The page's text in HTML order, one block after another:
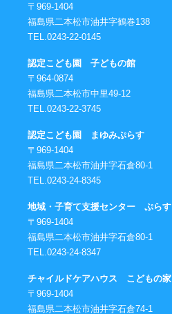
〒969-1404
福島県二本松市油井字鶴巻138
TEL.0243-22-0145
認定こども園 子どもの館
〒964-0874
福島県二本松市中里49-12
TEL.0243-22-3745
認定こども園 まゆみぷらす
〒969-1404
福島県二本松市油井字石倉80-1
TEL.0243-24-8345
地域・子育て支援センター ぷらす
〒969-1404
福島県二本松市油井字石倉80-1
TEL.0243-24-8347
チャイルドケアハウス こどもの家
〒969-1404
福島県二本松市油井字石倉74-1